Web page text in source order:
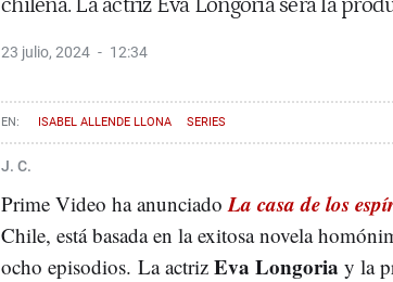
23 julio, 2024 12:34
ISABEL ALLENDE LLONA SERIES
J. C.
Prime Video ha anunciado La casa de los
Chile, está basada en la exitosa novela
ocho episodios. La actriz Eva Longoria y la